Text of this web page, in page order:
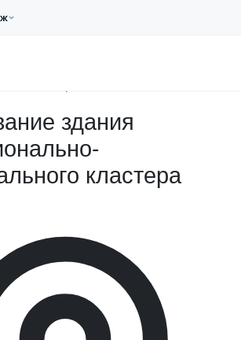
здания
кластера